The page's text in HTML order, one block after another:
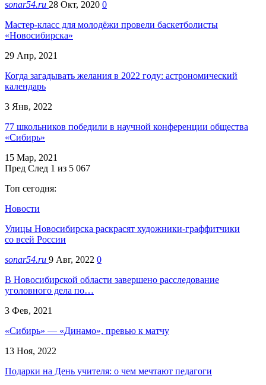
sonar54.ru 28 Окт, 2020 0
Мастер-класс для молодёжи провели баскетболисты
«Новосибирска»
29 Апр, 2021
Когда загадывать желания в 2022 году: астрономический
календарь
3 Янв, 2022
77 школьников победили в научной конференции общества
«Сибирь»
15 Мар, 2021
Пред След 1 из 5 067
Топ сегодня:
Новости
Улицы Новосибирска раскрасят художники-граффитчики
со всей России
sonar54.ru 9 Авг, 2022 0
В Новосибирской области завершено расследование
уголовного дела по…
3 Фев, 2021
«Сибирь» — «Динамо», превью к матчу
13 Ноя, 2022
Подарки на День учителя: о чем мечтают педагоги